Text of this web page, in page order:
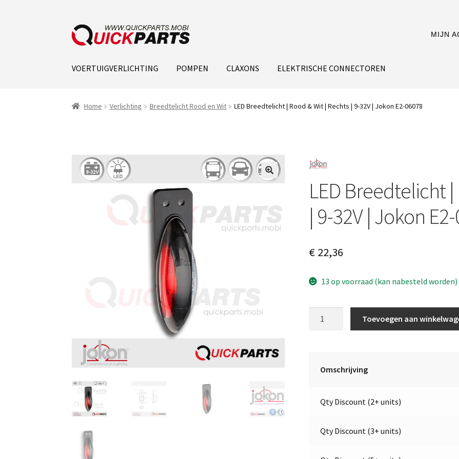
MIJN
VOERTUIGVERLICHTING POMPEN CLAXONS ELEKTRISCHE CONNECTOREN
Home Verlichting Breedtelicht Rood en Wit LED Breedtelicht | Rood & Wit | Rechts | 9-32V | Jokon E2-06078
LED Breedtelicht
| 9-32V | Jokon
€22,36
13 op voorraad (kan nabesteld worden)
Rechts
Toevoegen aan
Omschrijving
Qty Discount (2+ units)
Qty Discount (3+ units)